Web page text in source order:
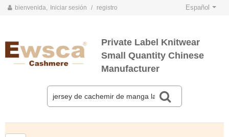
bienvenida, Iniciar sesión / registro Español
Private Label Knitwear
Small Quantity Chinese
Manufacturer